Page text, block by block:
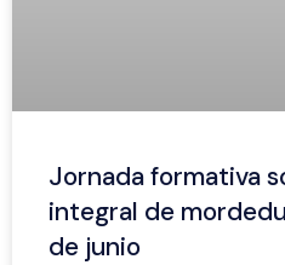
Jornada formativa
integral de
de junio